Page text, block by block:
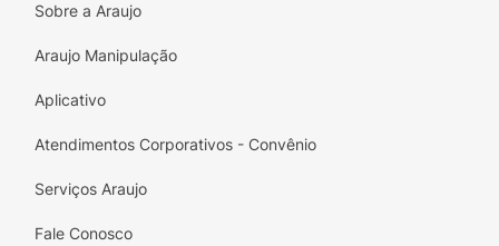
Sobre a Araujo
Araujo Manipulação
Aplicativo
Atendimentos Corporativos - Convênio
Serviços Araujo
Fale Conosco